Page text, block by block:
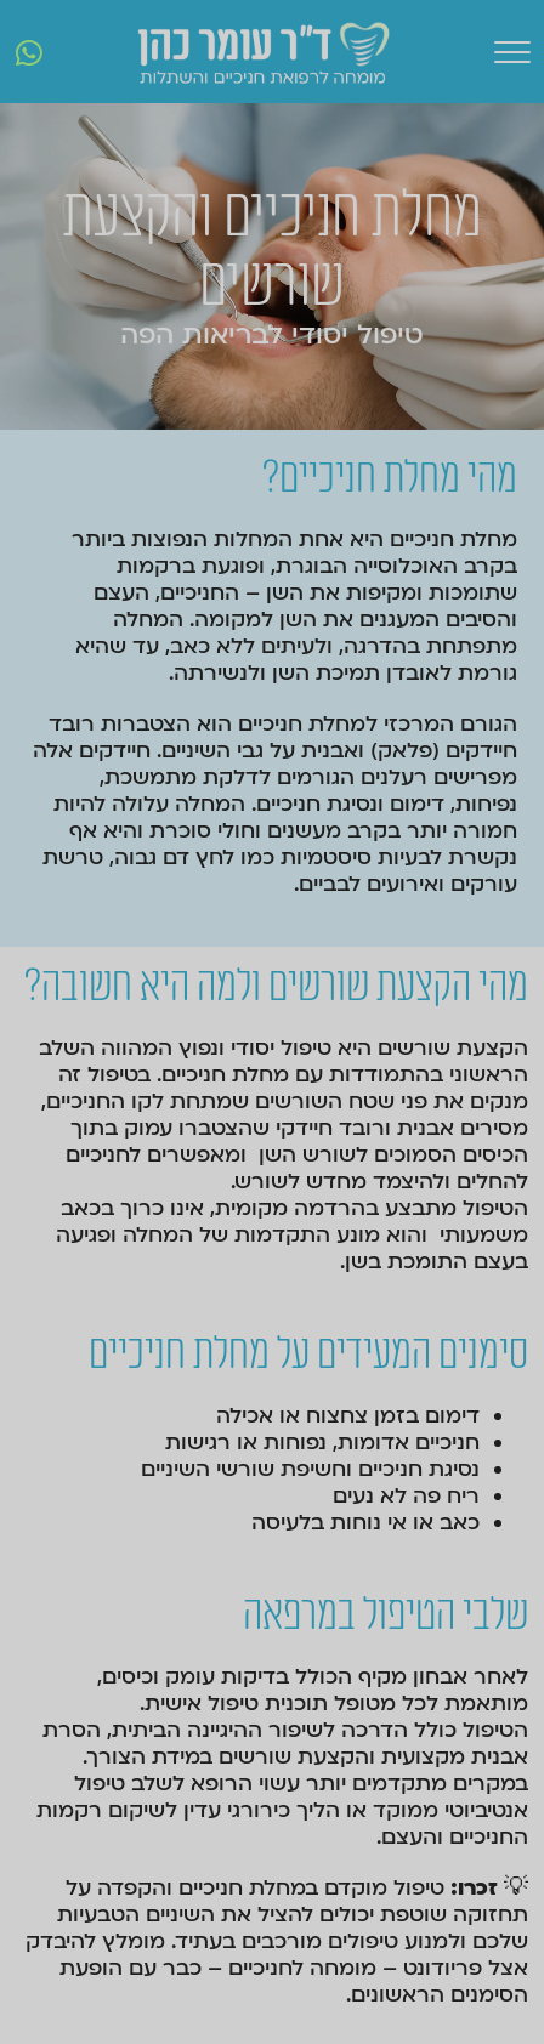
מחלת חניכיים והקצעת
שורשים
טיפול יסודי לבריאות הפה
מהי מחלת חניכיים?
מחלת חניכיים היא אחת המחלות הנפוצות ביותר
בקרב האוכלוסייה הבוגרת, ופוגעת ברקמות
שתומכות ומקיפות את השן – החניכיים, העצם
והסיבים המעגנים את השן למקומה. המחלה
מתפתחת בהדרגה, ולעיתים ללא כאב, עד שהיא
גורמת לאובדן תמיכת השן ולנשירתה.
הגורם המרכזי למחלת חניכיים הוא הצטברות רובד
חיידקים (פלאק) ואבנית על גבי השיניים. חיידקים אלה
מפרישים רעלנים הגורמים לדלקת מתמשכת,
נפיחות, דימום ונסיגת חניכיים. המחלה עלולה להיות
חמורה יותר בקרב מעשנים וחולי סוכרת והיא אף
נקשרת לבעיות סיסטמיות כמו לחץ דם גבוה, טרשת
עורקים ואירועים לבביים.
מהי הקצעת שורשים ולמה היא חשובה?
הקצעת שורשים היא טיפול יסודי ונפוץ המהווה השלב
הראשוני בהתמודדות עם מחלת חניכיים. בטיפול זה
מנקים את פני שטח השורשים שמתחת לקו החניכיים,
מסירים אבנית ורובד חיידקי שהצטברו עמוק בתוך
הכיסים הסמוכים לשורש השן ומאפשרים לחניכיים
להחלים ולהיצמד מחדש לשורש.
הטיפול מתבצע בהרדמה מקומית, אינו כרוך בכאב
משמעותי והוא מונע התקדמות של המחלה ופגיעה
בעצם התומכת בשן.
סימנים המעידים על מחלת חניכיים
דימום בזמן צחצוח או אכילה
חניכיים אדומות, נפוחות או רגישות
נסיגת חניכיים וחשיפת שורשי השיניים
ריח פה לא נעים
כאב או אי נוחות בלעיסה
שלבי הטיפול במרפאה
לאחר אבחון מקיף הכולל בדיקות עומק וכיסים,
מותאמת לכל מטופל תוכנית טיפול אישית.
הטיפול כולל הדרכה לשיפור ההיגיינה הביתית, הסרת
אבנית מקצועית והקצעת שורשים במידת הצורך.
במקרים מתקדמים יותר עשוי הרופא לשלב טיפול
אנטיביוטי ממוקד או הליך כירורגי עדין לשיקום רקמות
החניכיים והעצם.
💡זכרו: טיפול מוקדם במחלת חניכיים והקפדה על
תחזוקה שוטפת יכולים להציל את השיניים הטבעיות
שלכם ולמנוע טיפולים מורכבים בעתיד. מומלץ להיבדק
אצל פריודונט – מומחה לחניכיים – כבר עם הופעת
הסימנים הראשונים.